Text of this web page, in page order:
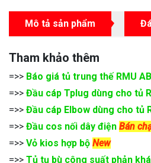
Mô tả sản phẩm
Tham khảo thêm
=>> Báo giá tủ trung thế RMU
=>> Đầu cáp Tplug dùng cho tủ
=>> Đầu cáp Elbow dùng cho tủ
=>> Đầu cos nối dây điện Bán
=>> Vỏ kios hợp bộ New
=>> Tủ tụ bù công suất phản